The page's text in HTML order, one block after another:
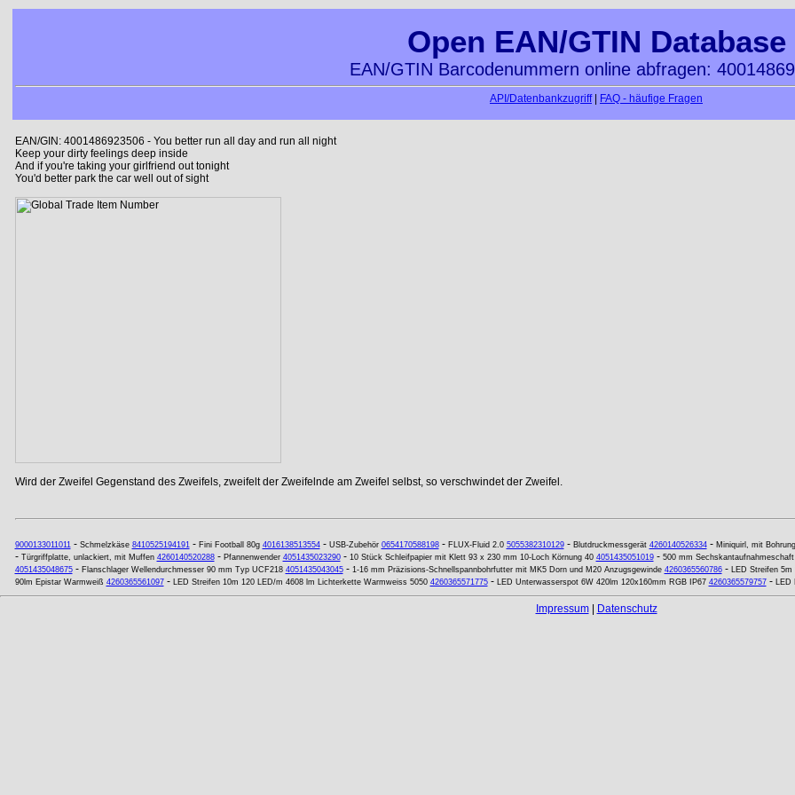
Open EAN/GTIN Database
EAN/GTIN Barcodenummern online abfragen:
API/Datenbankzugriff| FAQ - häufige Fragen
EAN/GIN: 4001486923506 - You better run all day and run all night
Keep your dirty feelings deep inside
And if you're taking your girlfriend out tonight
You'd better park the car well out of sight
Wird der Zweifel Gegenstand des Zweifels, zweifelt der Zweifelnde am Zweifel selbst, so verschwindet der Zweifel.
9000133011011- Schmelzkäse 8410525194191- Fini Football 80g 4016138513554- USB-Zubehör 0654170588198- FLUX-Fluid 2.0 5055382310129- Blutdruckmessgerät 4260140526334- Miniquirl, mit Bohrung
- Türgriffplatte, unlackiert, mit Muffen 4260140520288- Pfannenwender 4051435023290- 10 Stück Schleifpapier mit Klett 93 x 230 mm 10-Loch Körnung 40 4051435051019- 500 mm
4051435048675- Flanschlager Wellendurchmesser 90 mm Typ UCF218 4051435043045- 1-16 mm Präzisions-Schnellspannbohrfutter mit MK5 Dorn und M20 Anzugsgewinde 4260365560786- LED Streifen
90lm Epistar Warmweiß 4260365561097- LED Streifen 10m 120 LED/m 4608 lm Lichterkette Warmweiss 5050 4260365571775- LED Unterwasserspot 6W 420lm 120x160mm RGB IP67 4260365579757- LED
Impressum| Datenschutz